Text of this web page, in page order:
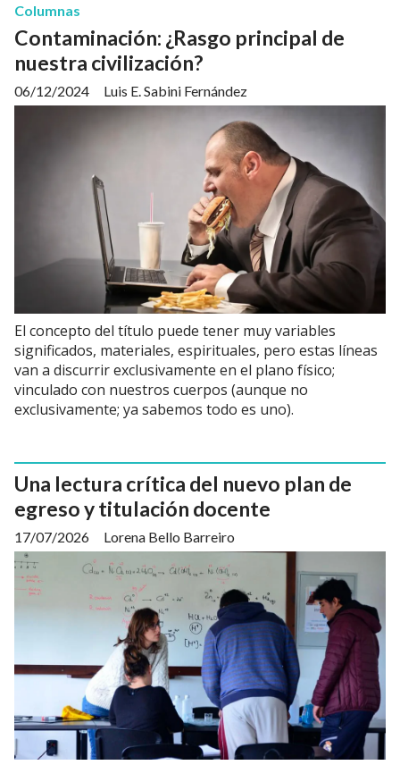
Contaminación: ¿Rasgo principal de
nuestra civilización?
Luis E. Sabini Fernández
Columnas
06/12/2024
El concepto del título puede tener muy variables
significados, materiales, espirituales, pero estas líneas
van a discurrir exclusivamente en el plano físico;
vinculado con nuestros cuerpos (aunque no
exclusivamente; ya sabemos todo es uno).
Una lectura crítica del nuevo plan de
egreso y titulación docente
Lorena Bello Barreiro
17/07/2026